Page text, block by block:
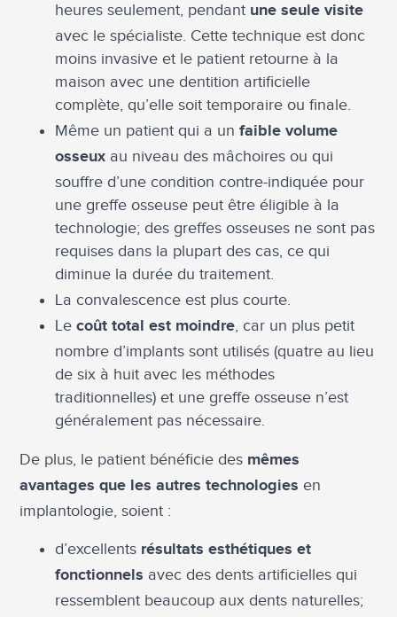
heures seulement, pendant une seule visite
avec le spécialiste. Cette technique est donc
moins invasive et le patient retourne à la
maison avec une dentition artificielle
complète, qu’elle soit temporaire ou finale.
Même un patient qui a unfaible volume
osseux au niveau des mâchoires ou qui
souffre d’une condition contre-indiquée pour
une greffe osseuse peut être éligible à la
technologie; des greffes osseuses ne sont pas
requises dans la plupart des cas, ce qui
diminue la durée du traitement.
La convalescence est plus courte.
Lecoût total est moindre, car un plus petit
nombre d’implants sont utilisés (quatre au lieu
de six à huit avec les méthodes
traditionnelles) et une greffe osseuse n’est
généralement pas nécessaire.
De plus, le patient bénéficie des mêmes
avantages que les autres technologies en
implantologie, soient :
d’excellents résultats esthétiques et
fonctionnels avec des dents artificielles qui
ressemblent beaucoup aux dents naturelles;